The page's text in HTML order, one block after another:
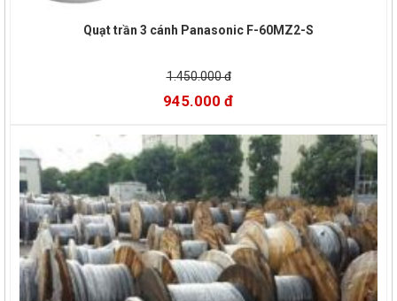
Quạt trần 3 cánh Panasonic F-60MZ2-S
1.450.000 đ
945.000 đ